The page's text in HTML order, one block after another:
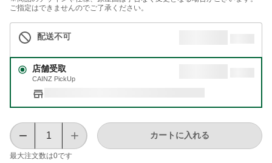
ご指定はできませんのでご了承ください。
配送不可
店舗受取
CAINZ PickUp
最大注文数は0です
カートに入れる